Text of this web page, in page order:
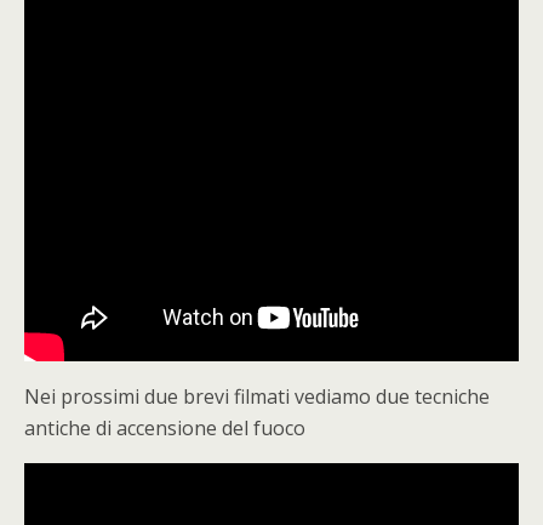
Nei prossimi due brevi filmati vediamo due tecniche
antiche di accensione del fuoco